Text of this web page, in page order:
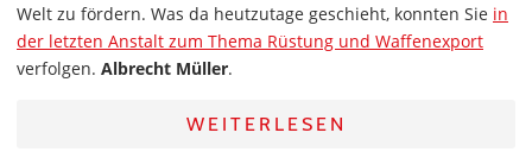
Welt zu fördern. Was da heutzutage geschieht, konnten Sie in
der letzten Anstalt zum Thema Rüstung und Waffenexport
verfolgen. Albrecht Müller.
WEITERLESEN